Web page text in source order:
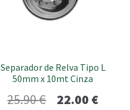
Separador de Relva Tipo L
50mm x 10mt Cinza
25.90€ 22.00 €O